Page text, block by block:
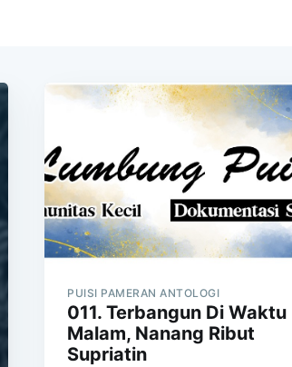
PUISI PAMERAN ANTOLOGI
011. Terbangun Di Waktu
Malam, Nanang Ribut
Supriatin